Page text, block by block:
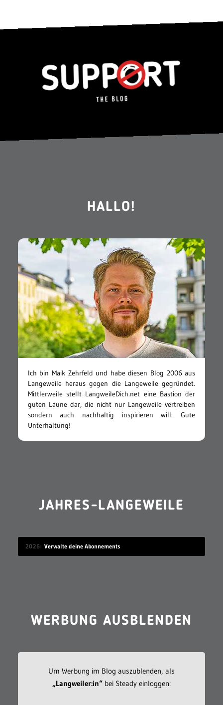
HALLO!
Ich bin Maik Zehrfeld und habe diesen Blog 2006 aus
Langeweile heraus gegen die Langeweile gegründet.
Mittlerweile stellt LangweileDich.net eine Bastion der
guten Laune dar, die nicht nur Langeweile vertreiben
sondern auch nachhaltig inspirieren will. Gute
Unterhaltung!
JAHRES-LANGEWEILE
2026 Verwalte deine Abonnements
WERBUNG AUSBLENDEN
Um Werbung im Blog auszublenden, als
„Langweiler:in“bei Steady einloggen: